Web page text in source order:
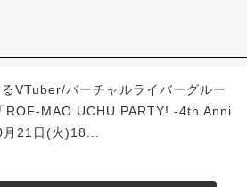
VTuber/バーチャルライバーグルー
ROF-MAO UCHU PARTY! -4th Anni
21日(火)18...